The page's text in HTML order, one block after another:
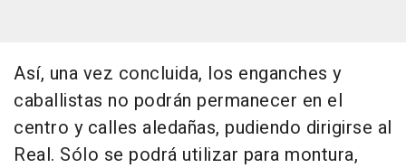
Así, una vez concluida, los enganches y
caballistas no podrán permanecer en el
centro y calles aledañas, pudiendo dirigirse al
Real. Sólo se podrá utilizar para montura,